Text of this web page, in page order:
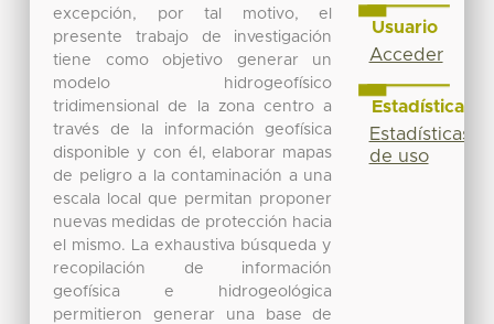
excepción, por tal motivo, el
presente trabajo de investigación
tiene como objetivo generar un
modelo hidrogeofísico
tridimensional de la zona centro a
través de la información geofísica
disponible y con él, elaborar mapas
de peligro a la contaminación a una
escala local que permitan proponer
nuevas medidas de protección hacia
el mismo. La exhaustiva búsqueda y
recopilación de información
geofísica e hidrogeológica
permitieron generar una base de
Usuario
Acceder
Estadísticas
Estadísticas
de uso